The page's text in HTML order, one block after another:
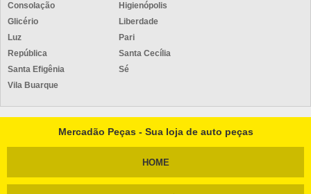
Consolação
Higienópolis
Glicério
Liberdade
Luz
Pari
República
Santa Cecília
Santa Efigênia
Sé
Vila Buarque
Mercadão Peças - Sua loja de auto peças
HOME